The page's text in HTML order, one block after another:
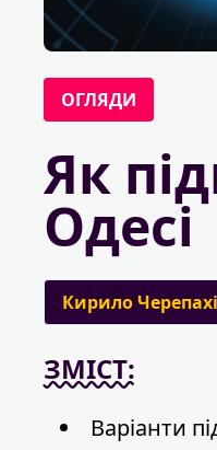
ОГЛЯДИ
Як
Одесі
Кирило
ЗМІСТ:
Варіанти